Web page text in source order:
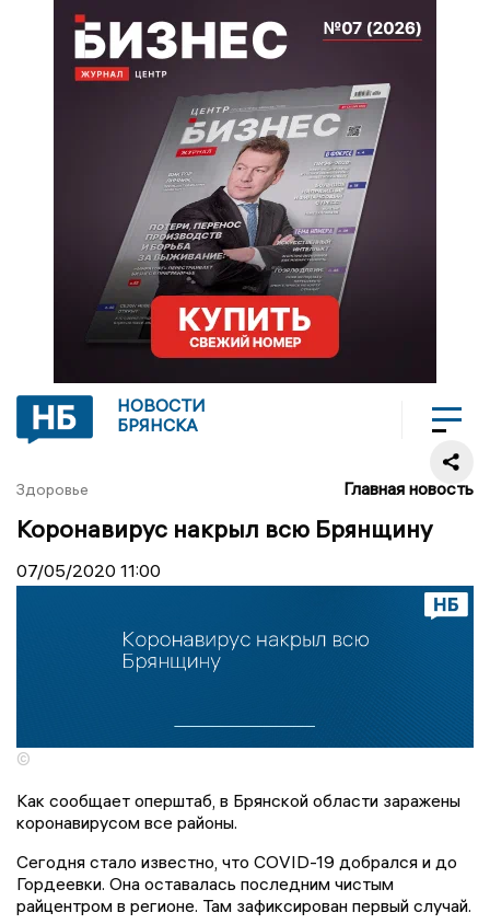
НОВОСТИ
БРЯНСКА
Здоровье Главная новость
Коронавирус накрыл всю Брянщину
07/05/2020 11:00
©
Как сообщает оперштаб, в Брянской области заражены
коронавирусом все районы.
Сегодня стало известно, что COVID-19 добрался и до
Гордеевки. Она оставалась последним чистым
райцентром в регионе. Там зафиксирован первый случай.